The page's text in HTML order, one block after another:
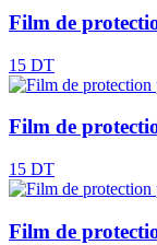
Film de
15 DT
Film de
15 DT
Film de